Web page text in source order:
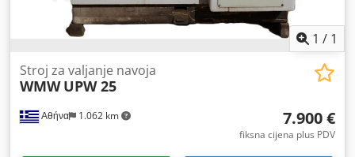
1 / 1
Αθήνα 1.062 km
Stroj za valjanje navoja
WMW UPW 25
7.900 €
fiksna cijena plus PDV